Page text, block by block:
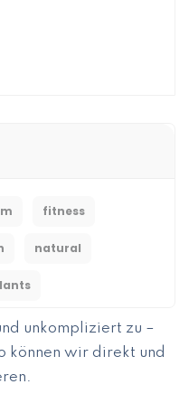
fitness
natural
unkompliziert zu –
können wir direkt und